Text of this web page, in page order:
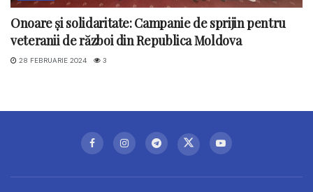
Onoare și solidaritate: Campanie de sprijin pentru
veteranii de război din Republica Moldova
28 FEBRUARIE 2024 3